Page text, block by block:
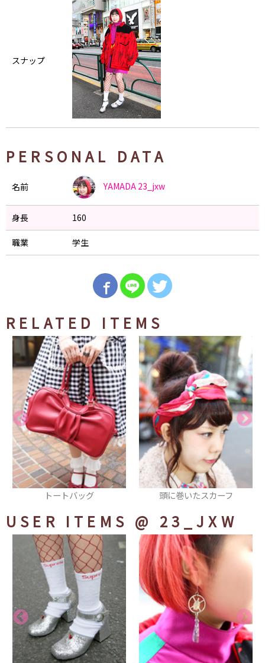
スナップ
PERSONAL DATA
名前 YAMADA 23_jxw
身長 160
職業 学生
RELATED ITEMS
頭に巻いたスカーフ 羽織
USER ITEMS @ 23_JXW